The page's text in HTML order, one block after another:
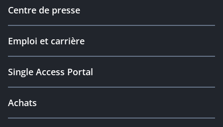
Centre de presse
Emploi et carrière
Single Access Portal
Achats